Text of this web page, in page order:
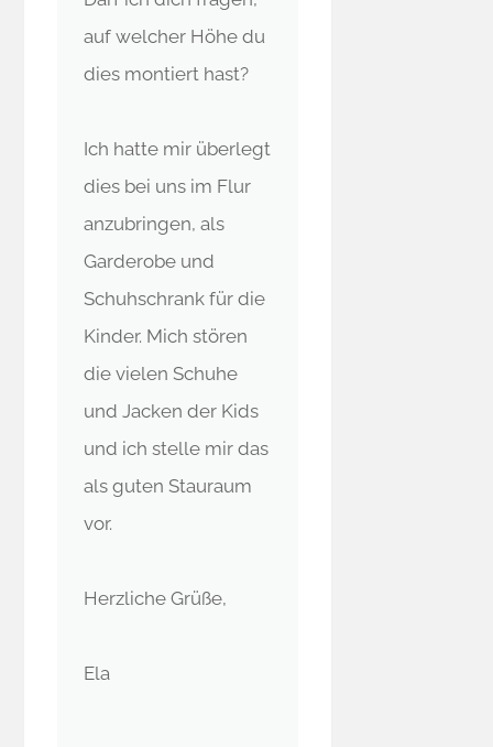
auf welcher Höhe du
dies montiert hast?
Ich hatte mir überlegt
dies bei uns im Flur
anzubringen, als
Garderobe und
Schuhschrank für die
Kinder. Mich stören
die vielen Schuhe
und Jacken der Kids
und ich stelle mir das
als guten Stauraum
vor.
Herzliche Grüße,
Ela